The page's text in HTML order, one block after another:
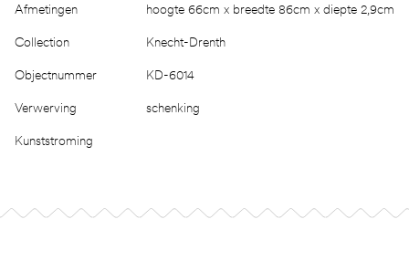
Afmetingen hoogte 66cm x breedte 86cm x diepte 2,9cm
Collection Knecht-Drenth
Objectnummer KD-6014
Verwerving schenking
Kunststroming